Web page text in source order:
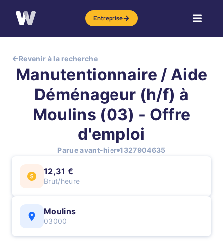
Entreprise
Revenir à la recherche
Manutentionnaire / Aide
Déménageur (h/f) à
Moulins (03) - Offre
d'emploi
Parue avant-hier 1327904635
12,31 €
Brut/heure
Moulins
03000